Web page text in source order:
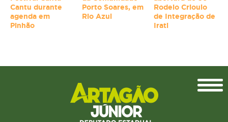
Cantu durante
agenda em
Pinhão
Porto Soares, em
Rio Azul
Rodeio Crioulo
de Integração de
Irati